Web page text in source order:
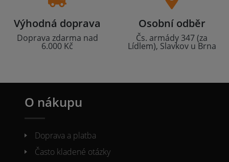
Výhodná doprava
Doprava zdarma nad
6.000 Kč
Osobní odběr
Čs. armády 347 (za
Lídlem), Slavkov u Brna
O nákupu
Doprava a platba
Často kladené otázky